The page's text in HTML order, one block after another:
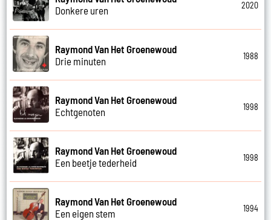
Donkere uren
2020
Raymond Van Het Groenewoud
Drie minuten
1988
Raymond Van Het Groenewoud
Echtgenoten
1998
Raymond Van Het Groenewoud
Een beetje tederheid
1998
Raymond Van Het Groenewoud
Een eigen stem
1994